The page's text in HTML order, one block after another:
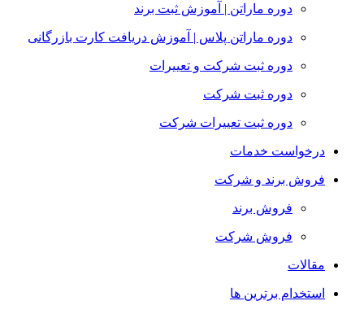
دوره ماراتن | آموزش ثبت برند
دوره ماراتن پلاس | آموزش دریافت کارت بازرگانی
دوره ثبت شرکت و تعییرات
دوره ثبت شرکت
دوره ثبت تعییرات شرکت
درخواست خدمات
فروش برند و شرکت
فروش برند
فروش شرکت
مقالات
استخدام برترین ها